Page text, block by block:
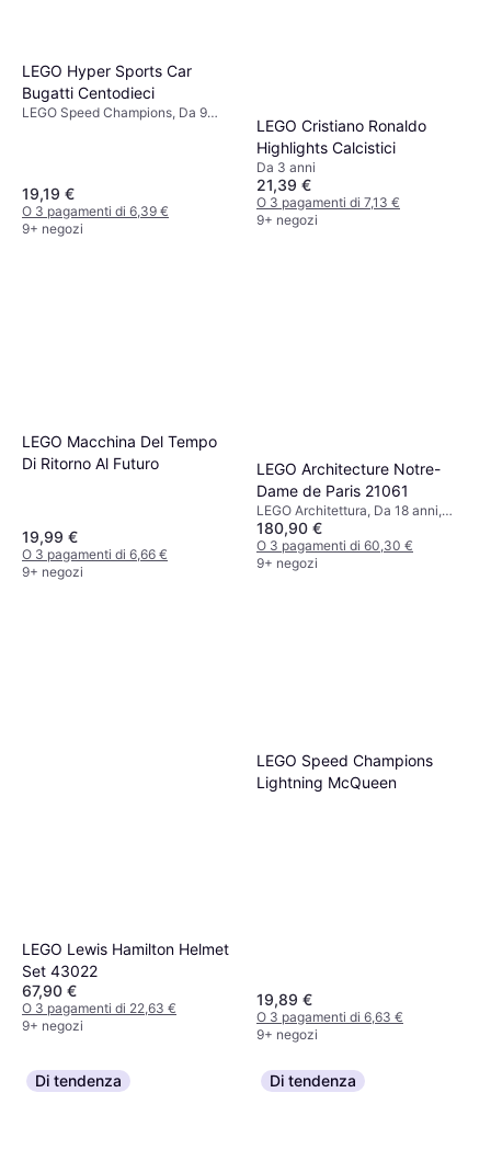
LEGO Hyper Sports Car
Bugatti Centodieci
LEGO Speed Champions, Da 9
19,19 €
O 3 pagamenti di 6,39 €
9+ negozi
LEGO Cristiano Ronaldo
Highlights Calcistici
Da 3 anni
21,39 €
O 3 pagamenti di 7,13 €
9+ negozi
LEGO Macchina Del Tempo
Di Ritorno Al Futuro
19,99 €
O 3 pagamenti di 6,66 €
9+ negozi
LEGO Architecture Notre-
Dame de Paris 21061
LEGO Architettura, Da 18 anni,
4383 Pezzi
180,90 €
O 3 pagamenti di 60,30 €
9+ negozi
LEGO Lewis Hamilton Helmet
Set 43022
67,90 €
O 3 pagamenti di 22,63 €
9+ negozi
LEGO Speed Champions
Lightning McQueen
19,89 €
O 3 pagamenti di 6,63 €
9+ negozi
Di tendenza Di tendenza